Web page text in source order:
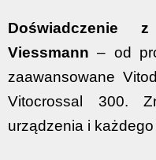
Doświadczenie
Viessmann – od
zaawansowane
Vitocrossal 300.
urządzenia i